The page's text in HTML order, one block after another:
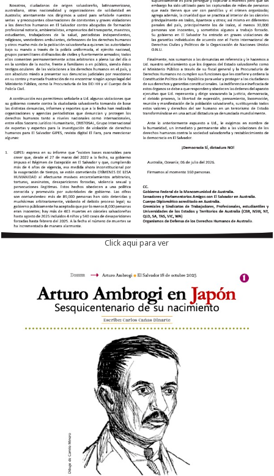
Click aqui para ver